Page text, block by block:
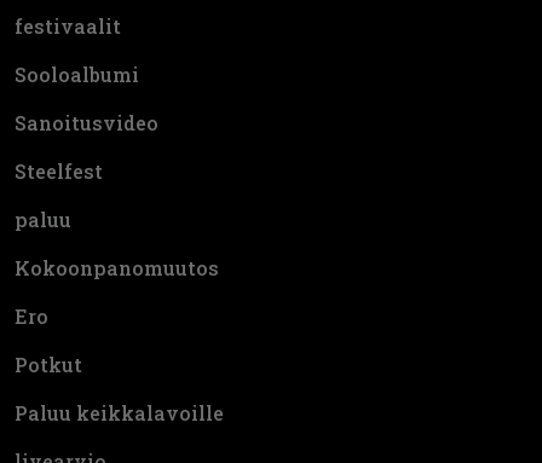
festivaalit
Sooloalbumi
Sanoitusvideo
Steelfest
paluu
Kokoonpanomuutos
Ero
Potkut
Paluu keikkalavoille